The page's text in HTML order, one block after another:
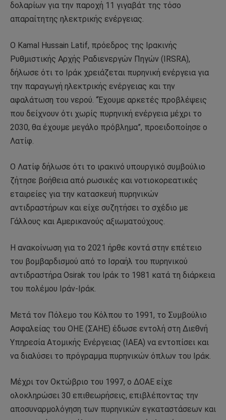
δολαρίων για την παροχή 11 γιγαβάτ της τόσο
απαραίτητης ηλεκτρικής ενέργειας.
Ο Kamal Hussain Latif, πρόεδρος της Ιρακινής
Ρυθμιστικής Αρχής Ραδιενεργών Πηγών (IRSRA),
δήλωσε ότι το Ιράκ χρειάζεται πυρηνική ενέργεια για
την παραγωγή ηλεκτρικής ενέργειας και την
αφαλάτωση του νερού. “Έχουμε αρκετές προβλέψεις
που δείχνουν ότι χωρίς πυρηνική ενέργεια μέχρι το
2030, θα έχουμε μεγάλο πρόβλημα”, προειδοποίησε ο
Λατίφ.
Ο Λατίφ δήλωσε ότι το ιρακινό υπουργικό συμβούλιο
ζήτησε βοήθεια από ρωσικές και νοτιοκορεατικές
εταιρείες για την κατασκευή πυρηνικών
αντιδραστήρων και είχε συζητήσει το σχέδιο με
Γάλλους και Αμερικανούς αξιωματούχους.
Η ανακοίνωση για το 2021 ήρθε κοντά στην επέτειο
του βομβαρδισμού από το Ισραήλ του πυρηνικού
αντιδραστήρα Osirak του Ιράκ το 1981 κατά τη διάρκεια
του πολέμου Ιράν-Ιράκ.
Μετά τον Πόλεμο του Κόλπου το 1991, το Συμβούλιο
Ασφαλείας του ΟΗΕ (ΣΑΗΕ) έδωσε εντολή στη Διεθνή
Υπηρεσία Ατομικής Ενέργειας (ΙΑΕΑ) να εντοπίσει και
να διαλύσει το πρόγραμμα πυρηνικών όπλων του Ιράκ.
Μέχρι τον Οκτώβριο του 1997, ο ΔΟΑΕ είχε
ολοκληρώσει 30 επιθεωρήσεις, επιβλέποντας την
αποσυναρμολόγηση των πυρηνικών εγκαταστάσεων και